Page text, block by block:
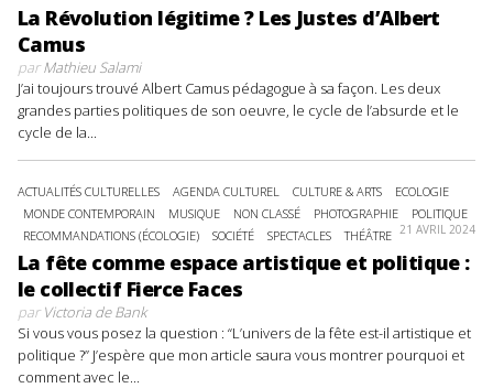
La Révolution légitime ? Les Justes d’Albert
Camus
parMathieu Salami
J’ai toujours trouvé Albert Camus pédagogue à sa façon. Les deux
grandes parties politiques de son oeuvre, le cycle de l’absurde et le
cycle de la...
ACTUALITÉS CULTURELLES AGENDA CULTUREL CULTURE & ARTS
ECOLOGIE
MONDE CONTEMPORAIN
MUSIQUE NON CLASSÉ PHOTOGRAPHIE
POLITIQUE
RECOMMANDATIONS (ÉCOLOGIE)
SOCIÉTÉ SPECTACLES THÉÂTRE 21 AVRIL 2024
La fête comme espace artistique et politique :
le collectif Fierce Faces
parVictoria de Bank
Si vous vous posez la question : “L’univers de la fête est-il artistique et
politique ?” J’espère que mon article saura vous montrer pourquoi et
comment avec le...